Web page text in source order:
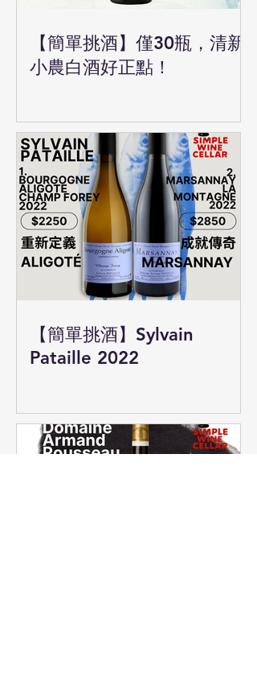
【簡單挑酒】僅30瓶，清新
小農白酒好正點！
【簡單挑酒】Sylvain
Pataille 2022